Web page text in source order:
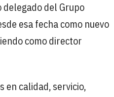
delegado del Grupo
esa fecha como nuevo
como director
en calidad, servicio,